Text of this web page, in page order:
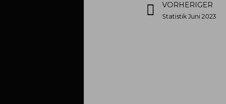
VORHERIGER
Statistik Juni 2023